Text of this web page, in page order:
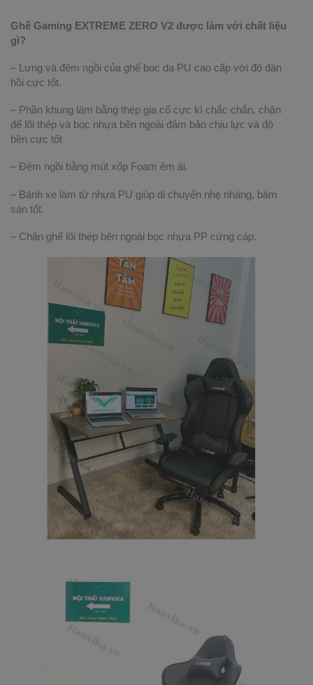
Ghế Gaming EXTREME ZERO V2 được làm với chất liệu
gì?
– Lưng và đệm ngồi của ghế bọc da PU cao cấp với độ đàn
hồi cực tốt.
– Phần khung làm bằng thép gia cố cực kì chắc chắn, chân
đế lõi thép và bọc nhựa bên ngoài đảm bảo chịu lực và độ
bền cực tốt
– Đệm ngồi bằng mút xốp Foam êm ái.
– Bánh xe làm từ nhựa PU giúp di chuyển nhẹ nhàng, bám
sàn tốt.
– Chân ghế lõi thép bên ngoài bọc nhựa PP cứng cáp.